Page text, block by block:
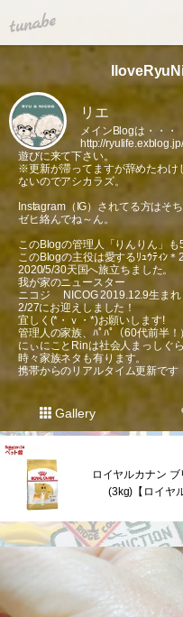
tuna.be
リエ
メインBlogは・・・
http://ryulife.exblog.jp/
遊びに来て下さい。
※更新が滞ってますが辞めたわけ
ないのでアシカラズ。
Instagram（IG）されてる方はそ
ゼヒ絡んでね～ん。
このBlogの管理人「りんりん」も
このBlogの主役は愛するﾘｭｳﾃｨﾝ
2020/5/30天国へ旅立ちました。
我が家のニュースター
ニコジ NICOG 2019.12.9生まれ
2/27にお迎えしました！
宜しく(*・ｖ・*)お願いします!
管理人の家族、ﾊﾟﾊﾟ（60代前半！
にぃにことRinは社会人まっしぐら
時々家族ネタも有ります。
携帯からのリアルタイム更新です
Gallery
ロイヤルカナン
(3kg)【ロイヤ